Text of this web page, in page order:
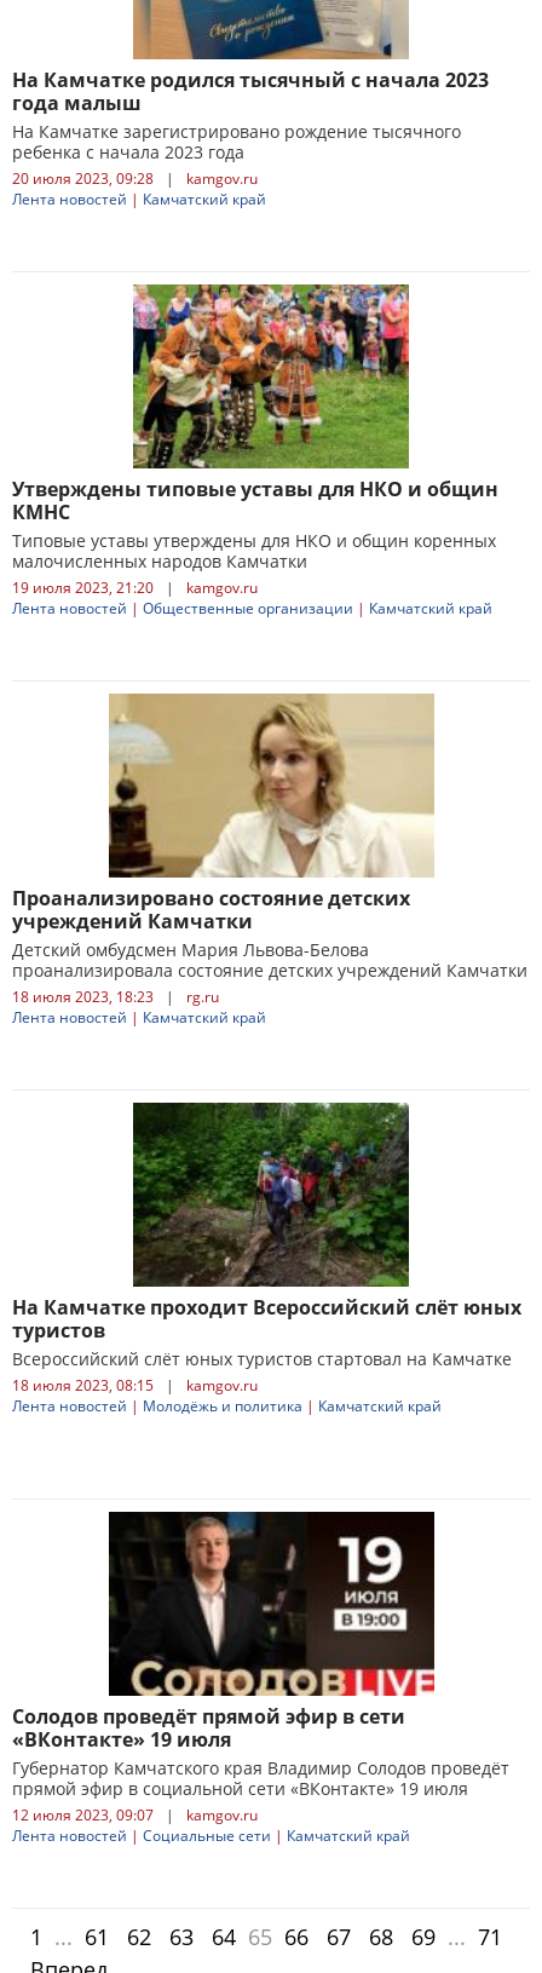
На Камчатке родился тысячный с начала 2023
года малыш
На Камчатке зарегистрировано рождение тысячного
ребенка с начала 2023 года
20 июля 2023, 09:28 |
kamgov.ru
Лента новостей | Камчатский край
Утверждены типовые уставы для НКО и общин
КМНС
Типовые уставы утверждены для НКО и общин коренных
малочисленных народов Камчатки
19 июля 2023, 21:20 |
kamgov.ru
Лента новостей | Общественные организации | Камчатский край
Проанализировано состояние детских
учреждений Камчатки
Детский омбудсмен Мария Львова-Белова
проанализировала состояние детских учреждений Камчатки
18 июля 2023, 18:23 |
rg.ru
Лента новостей | Камчатский край
На Камчатке проходит Всероссийский слёт юных
туристов
Всероссийский слёт юных туристов стартовал на Камчатке
18 июля 2023, 08:15 |
kamgov.ru
Лента новостей | Молодёжь и политика | Камчатский край
Солодов проведёт прямой эфир в сети
«ВКонтакте» 19 июля
Губернатор Камчатского края Владимир Солодов проведёт
прямой эфир в социальной сети «ВКонтакте» 19 июля
12 июля 2023, 09:07 |
kamgov.ru
Лента новостей | Социальные сети | Камчатский край
1 ... 61 62 63 64 65 66 67 68 69 ... 71